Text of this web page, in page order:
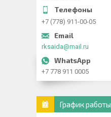
+7 (778) 911-00-05
rksaida@mail.ru
+7 778 911 0005
График работы